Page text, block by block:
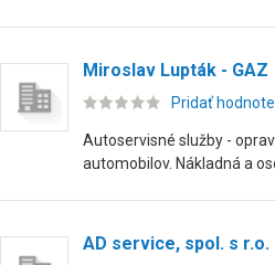
Miroslav Lupták - GAZ
Pridať
Autoservisné služby -
automobilov. Nákladná a
AD service, spol. s r.o.